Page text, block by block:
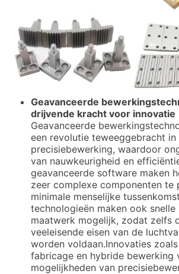
Geavanceerde
drijvende kracht voor innovatie
Geavanceerde
een revolutie teweeggebracht in
precisiebewerking, waardoor
van nauwkeurigheid en
geavanceerde software maken
zeer complexe componenten te
minimale menselijke
technologieën maken ook
maatwerk mogelijk, zodat zelfs
veeleisende eisen van de
worden voldaan.Innovaties
fabricage en hybride bewerking
mogelijkheden van